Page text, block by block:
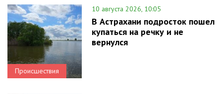
Происшествия
10 августа 2026, 10:05
В Астрахани подросток пошел
купаться на речку и не
вернулся